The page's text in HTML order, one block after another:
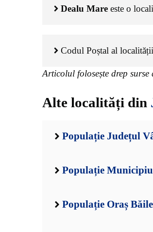
Dealu Mare este o
Codul Poștal al localității
Articolul folosește drep surse
Alte localități din
Populație Județul
Populație
Populație Oraș